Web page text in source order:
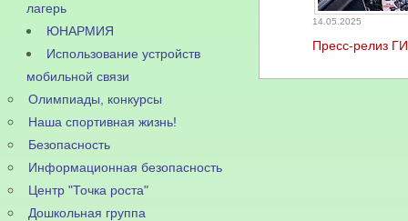
лагерь
ЮНАРМИЯ
Использование устройств
мобильной связи
Олимпиады, конкурсы
Наша спортивная жизнь!
Безопасность
Информационная безопасность
Центр "Точка роста"
Дошкольная группа
14.05.2025
Пресс-релиз